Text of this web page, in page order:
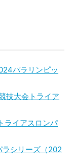
パラリンピッ
技大会トライア
ライアスロンパ
ラシリーズ（202